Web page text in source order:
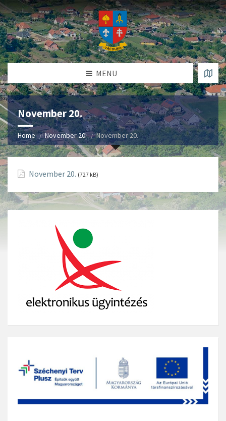
MENU
November 20.
Home November 20. November 20.
November 20. (727 kB)